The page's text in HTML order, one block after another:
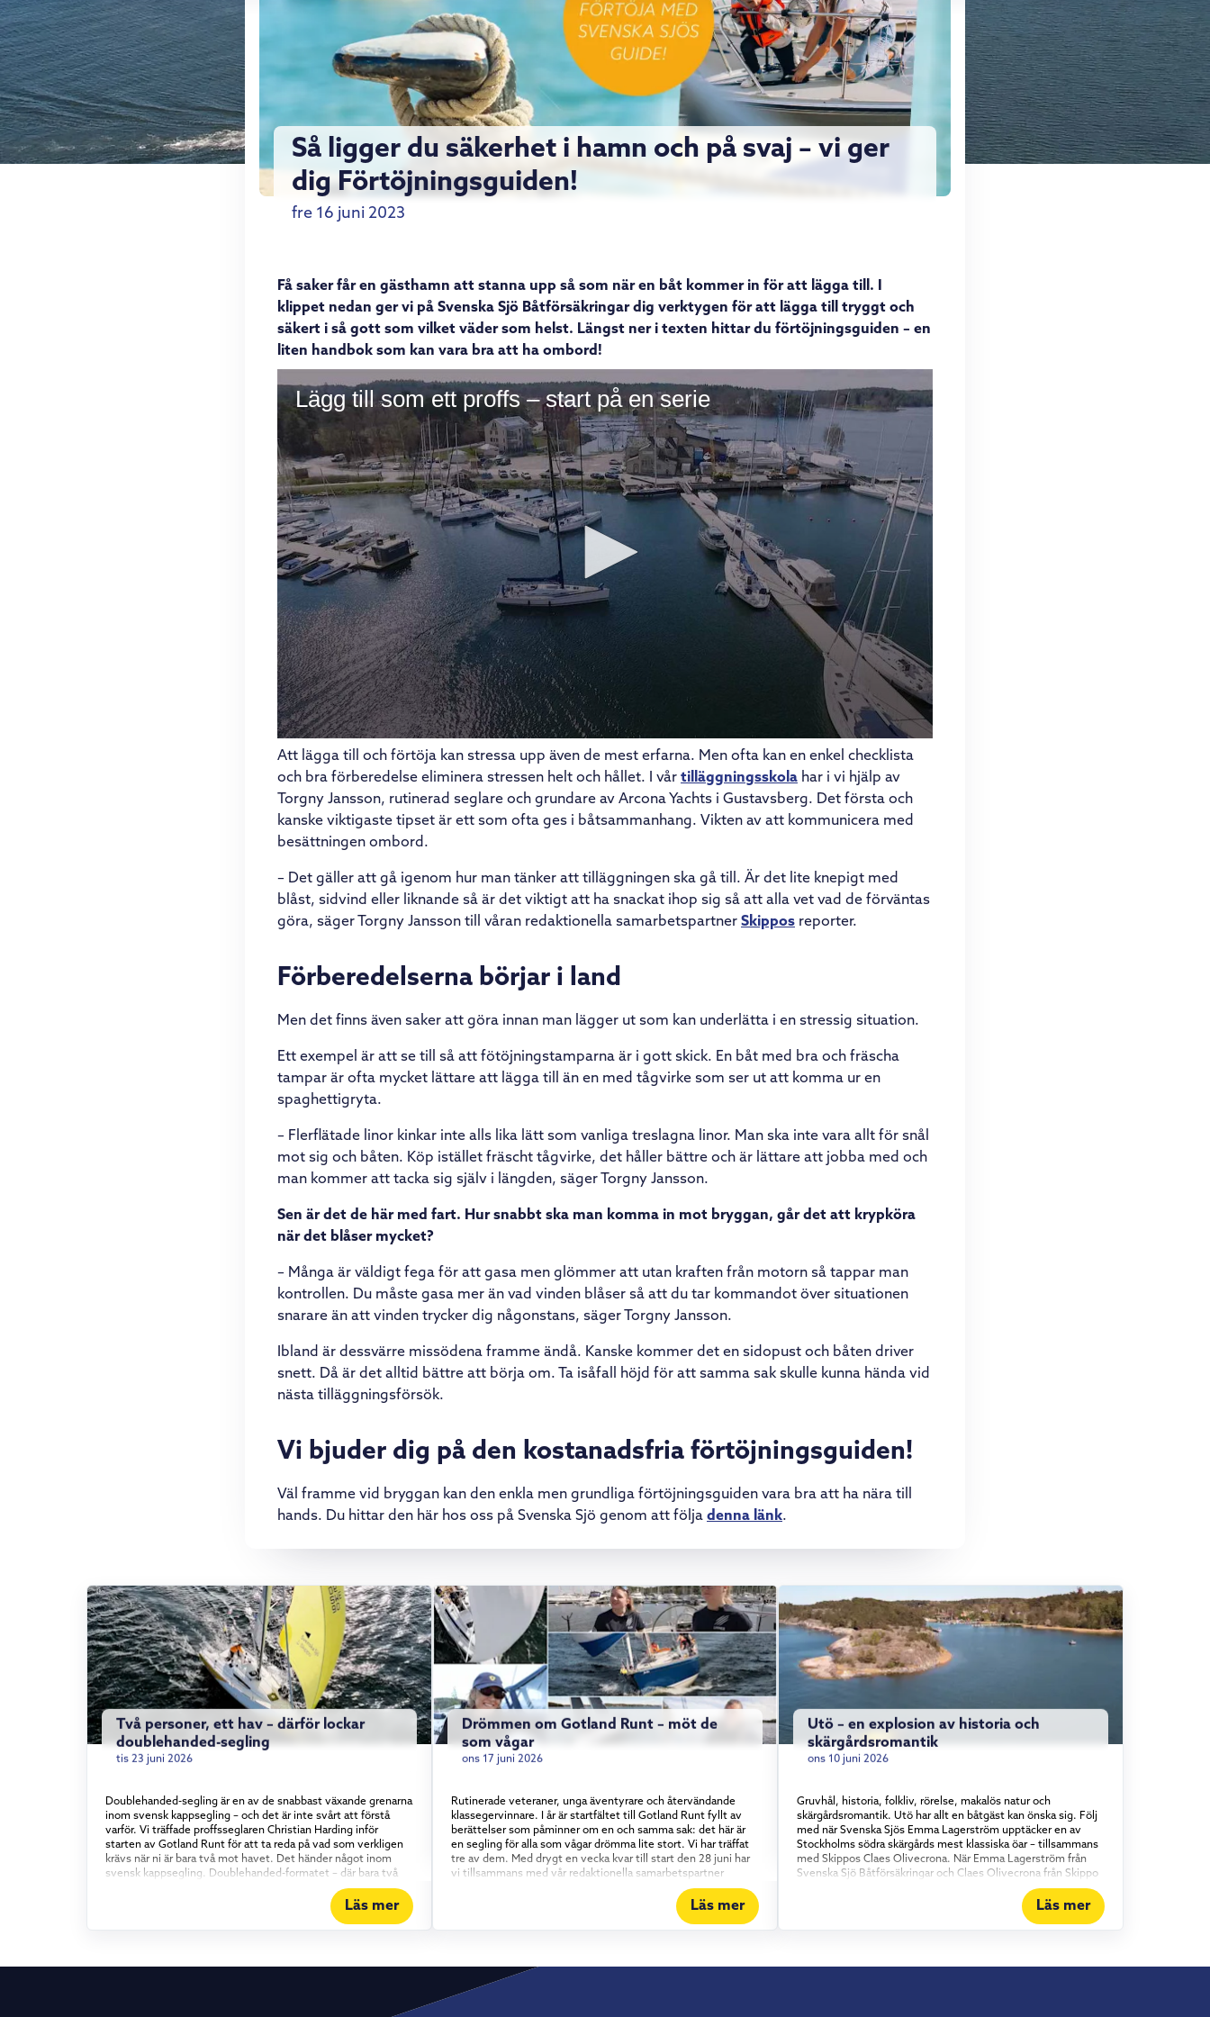
Så ligger du säkerhet i hamn och på svaj – vi ger
dig Förtöjningsguiden!
fre 16 juni 2023
Få saker får en gästhamn att stanna upp så som när en båt kommer in för att lägga till. I
klippet nedan ger vi på Svenska Sjö Båtförsäkringar dig verktygen för att lägga till tryggt och
säkert i så gott som vilket väder som helst. Längst ner i texten hittar du förtöjningsguiden – en
liten handbok som kan vara bra att ha ombord!
Att lägga till och förtöja kan stressa upp även de mest erfarna. Men ofta kan en enkel checklista
och bra förberedelse eliminera stressen helt och hållet. I vår tilläggningsskola har i vi hjälp av
Torgny Jansson, rutinerad seglare och grundare av Arcona Yachts i Gustavsberg. Det första och
kanske viktigaste tipset är ett som ofta ges i båtsammanhang. Vikten av att kommunicera med
besättningen ombord.
– Det gäller att gå igenom hur man tänker att tilläggningen ska gå till. Är det lite knepigt med
blåst, sidvind eller liknande så är det viktigt att ha snackat ihop sig så att alla vet vad de förväntas
göra, säger Torgny Jansson till våran redaktionella samarbetspartner Skippos reporter.
Förberedelserna börjar i land
Men det finns även saker att göra innan man lägger ut som kan underlätta i en stressig situation.
Ett exempel är att se till så att fötöjningstamparna är i gott skick. En båt med bra och fräscha
tampar är ofta mycket lättare att lägga till än en med tågvirke som ser ut att komma ur en
spaghettigryta.
– Flerflätade linor kinkar inte alls lika lätt som vanliga treslagna linor. Man ska inte vara allt för snål
mot sig och båten. Köp istället fräscht tågvirke, det håller bättre och är lättare att jobba med och
man kommer att tacka sig själv i längden, säger Torgny Jansson.
Sen är det de här med fart. Hur snabbt ska man komma in mot bryggan, går det att krypköra
när det blåser mycket?
– Många är väldigt fega för att gasa men glömmer att utan kraften från motorn så tappar man
kontrollen. Du måste gasa mer än vad vinden blåser så att du tar kommandot över situationen
snarare än att vinden trycker dig någonstans, säger Torgny Jansson.
Ibland är dessvärre missödena framme ändå. Kanske kommer det en sidopust och båten driver
snett. Då är det alltid bättre att börja om. Ta isåfall höjd för att samma sak skulle kunna hända vid
nästa tilläggningsförsök.
Vi bjuder dig på den kostanadsfria förtöjningsguiden!
Väl framme vid bryggan kan den enkla men grundliga förtöjningsguiden vara bra att ha nära till
hands. Du hittar den här hos oss på Svenska Sjö genom att följa denna länk.
Två personer, ett hav – därför lockar
doublehanded-segling
tis 23 juni 2026
Doublehanded-segling är en av de snabbast växande grenarna
inom svensk kappsegling – och det är inte svårt att förstå
varför. Vi träffade proffsseglaren Christian Harding inför
starten av Gotland Runt för att ta reda på vad som verkligen
krävs när ni är bara två mot havet. Det händer något inom
svensk kappsegling. Doublehanded-formatet – där bara två
personer bemannar båten – har vuxit stadigt under det
senaste och ett halvt decenniet, och intresset visar inga
tecken på att mattas av. Vi tog en tur med proffsseglaren
Läs mer
Drömmen om Gotland Runt – möt de
som vågar
ons 17 juni 2026
Rutinerade veteraner, unga äventyrare och återvändande
klassegervinnare. I år är startfältet till Gotland Runt fyllt av
berättelser som påminner om en och samma sak: det här är
en segling för alla som vågar drömma lite stort. Vi har träffat
tre av dem. Med drygt en vecka kvar till start den 28 juni har
vi tillsammans med vår redaktionella samarbetspartner
Skippo mött några av de besättningar som gör årets upplaga
av Gotland Runt. En sak är tydlig genom alla tre möten:
Gotland Runt är inte bara för proffsen. Erfarenhet möter
Oriole tillsammans med sin pappa. Det är en välbeprövad och
pålitlig kryssare som passar upplägget perfekt. Att segla ihop
Läs mer
Utö – en explosion av historia och
skärgårdsromantik
ons 10 juni 2026
Gruvhål, historia, folkliv, rörelse, makalös natur och
skärgårdsromantik. Utö har allt en båtgäst kan önska sig. Följ
med när Svenska Sjös Emma Lagerström upptäcker en av
Stockholms södra skärgårds mest klassiska öar – tillsammans
med Skippos Claes Olivecrona. När Emma Lagerström från
Svenska Sjö Båtförsäkringar och Claes Olivecrona från Skippo
glider in mot den klassiska skärgårdsön är det som att köra
rakt in i ett stycke svensk sommarhistoria. Här har människor
brutit malm sedan medeltiden, societeten har druckit punsch
Läs mer